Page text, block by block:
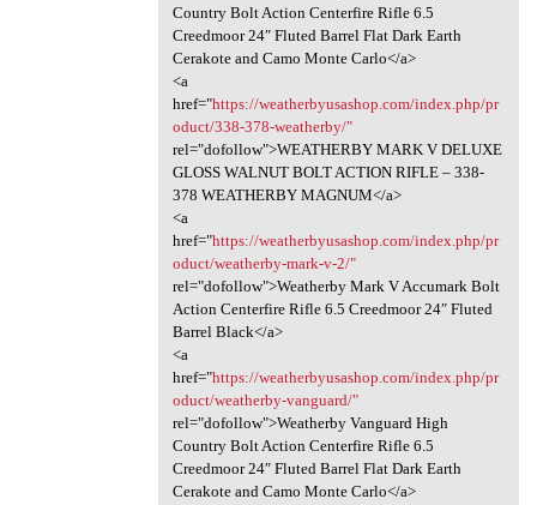
Country Bolt Action Centerfire Rifle 6.5
Creedmoor 24″ Fluted Barrel Flat Dark Earth
Cerakote and Camo Monte Carlo</a>
<a
href="https://weatherbyusashop.com/index.php/pr
oduct/338-378-weatherby/"
rel="dofollow">WEATHERBY MARK V DELUXE
GLOSS WALNUT BOLT ACTION RIFLE – 338-
378 WEATHERBY MAGNUM</a>
<a
href="https://weatherbyusashop.com/index.php/pr
oduct/weatherby-mark-v-2/"
rel="dofollow">Weatherby Mark V Accumark Bolt
Action Centerfire Rifle 6.5 Creedmoor 24″ Fluted
Barrel Black</a>
<a
href="https://weatherbyusashop.com/index.php/pr
oduct/weatherby-vanguard/"
rel="dofollow">Weatherby Vanguard High
Country Bolt Action Centerfire Rifle 6.5
Creedmoor 24″ Fluted Barrel Flat Dark Earth
Cerakote and Camo Monte Carlo</a>